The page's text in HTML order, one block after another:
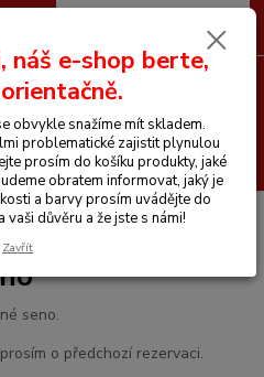
Hledat
0 Kč
seno.
o předchozí rezervaci.
náš e-shop berte,
obvykle snažíme mít skladem.
problematické zajistit plynulou
prosím do košíku produkty, jaké
obratem informovat, jaký je
a barvy prosím uvádějte do
vaši důvěru a že jste s námi!
Zavřít